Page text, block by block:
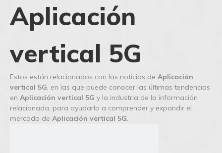
Aplicación
vertical 5G
Estos están relacionados con las noticias de Aplicación
vertical 5G, en las que puede conocer las últimas tendencias
en Aplicación vertical 5G y la industria de la información
relacionada, para ayudarlo a comprender y expandir el
mercado de Aplicación vertical 5G.